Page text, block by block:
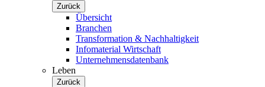
Zurück
Übersicht
Branchen
Transformation & Nachhaltigkeit
Infomaterial Wirtschaft
Unternehmensdatenbank
Leben
Zurück